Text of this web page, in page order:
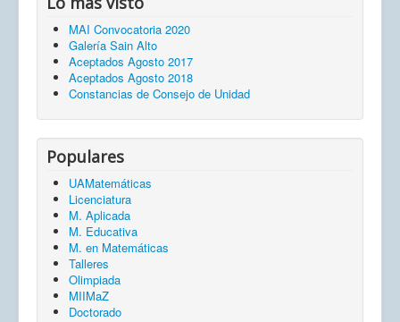
MAI Convocatoria 2020
Galería Sain Alto
Aceptados Agosto 2017
Aceptados Agosto 2018
Constancias de Consejo de Unidad
Populares
UAMatemáticas
Licenciatura
M. Aplicada
M. Educativa
M. en Matemáticas
Talleres
Olimpiada
MIIMaZ
Doctorado